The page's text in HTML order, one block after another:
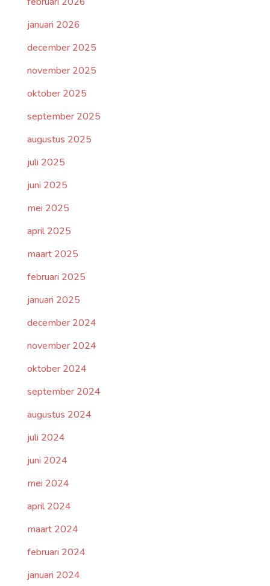
januari 2026
december 2025
november 2025
oktober 2025
september 2025
augustus 2025
juli 2025
juni 2025
mei 2025
april 2025
maart 2025
februari 2025
januari 2025
december 2024
november 2024
oktober 2024
september 2024
augustus 2024
juli 2024
juni 2024
mei 2024
april 2024
maart 2024
februari 2024
januari 2024